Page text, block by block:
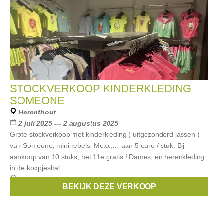
STOCKVERKOOP KINDERKLEDING
SOMEONE
Herenthout
2 juli 2025 --- 2 augustus 2025
Grote stockverkoop met kinderkleding ( uitgezonderd jassen )
van Someone, mini rebels, Mexx,… aan 5 euro / stuk. Bij
aankoop van 10 stuks, het 11e gratis ! Dames, en herenkleding
in de koopjeshal
Merken:Mexx,Someone,Petrol Industries,Vila Joy,Mini
BEKIJK DEZE VERKOOP